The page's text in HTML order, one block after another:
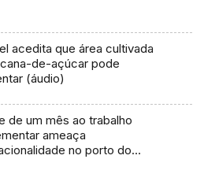
acedita que área cultivada
de-açúcar pode
(áudio)
de um mês ao trabalho
ameaça
no porto do